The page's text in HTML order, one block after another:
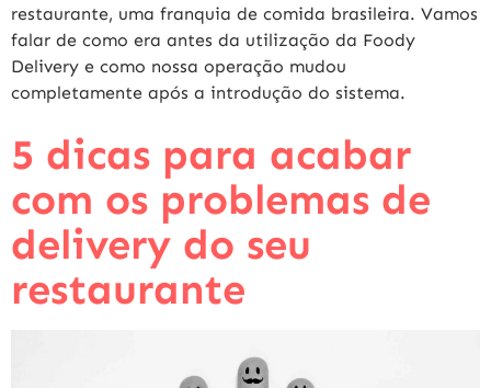
restaurante, uma franquia de comida brasileira. Vamos
falar de como era antes da utilização da Foody
Delivery e como nossa operação mudou
completamente após a introdução do sistema.
5 dicas para acabar
com os problemas de
delivery do seu
restaurante